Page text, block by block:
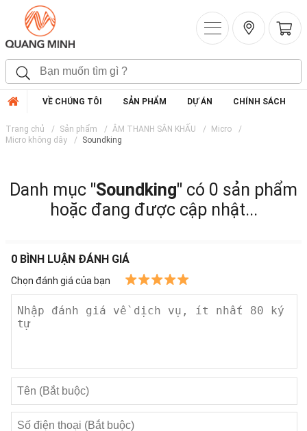
VỀ CHÚNG TÔI SẢN PHẨM DỰ ÁN CHÍNH SÁCH
Trang chủ Sản phẩm ÂM THANH SÂN KHẤU
Micro
Micro không dây
Soundking
Danh mục "Soundking" có 0 sản phẩm
hoặc đang được cập nhật...
0 BÌNH LUẬN ĐÁNH GIÁ
Chọn đánh giá của bạn